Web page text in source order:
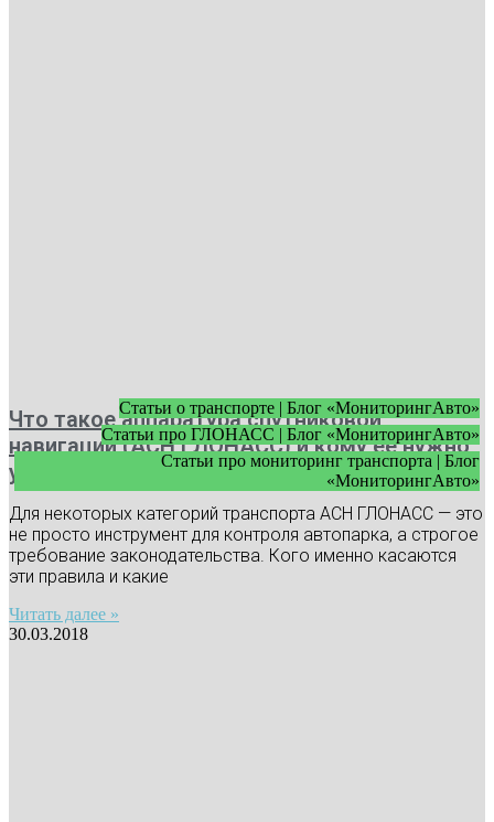
Статьи о транспорте | Блог «МониторингАвто»
Статьи про ГЛОНАСС | Блог «МониторингАвто»
Статьи про мониторинг транспорта | Блог
«МониторингАвто»
Что такое аппаратура спутниковой
навигации (АСН ГЛОНАСС) и кому ее нужно
устанавливать
Для некоторых категорий транспорта АСН ГЛОНАСС — это
не просто инструмент для контроля автопарка, а строгое
требование законодательства. Кого именно касаются
эти правила и какие
Читать далее »
30.03.2018